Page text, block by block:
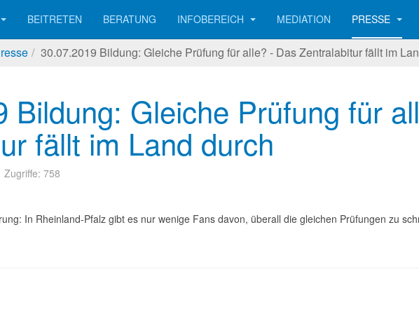
BEITRETEN BERATUNG INFOBEREICH MEDIATION PRESSE
30.07.2019 Bildung: Gleiche Prüfung für alle? - Das Zentralabitur fällt im
Bildung: Gleiche Prüfung für
fällt im Land durch
Zugriffe: 758
In Rheinland-Pfalz gibt es nur wenige Fans davon, überall die gleichen Prüfungen zu